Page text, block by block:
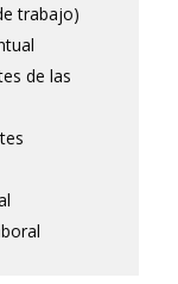
trabajo)
de las